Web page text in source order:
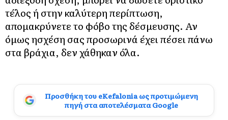
τέλος ή στην καλύτερη περίπτωση,
απομακρύνετε το φόβο της δέσμευσης. Αν
όμως ησχέση σας προσωρινά έχει πέσει πάνω
στα βράχια, δεν χάθηκαν όλα.
Προσθήκη του eKefalonia ως προτιμώμενη
πηγή στα αποτελέσματα Google